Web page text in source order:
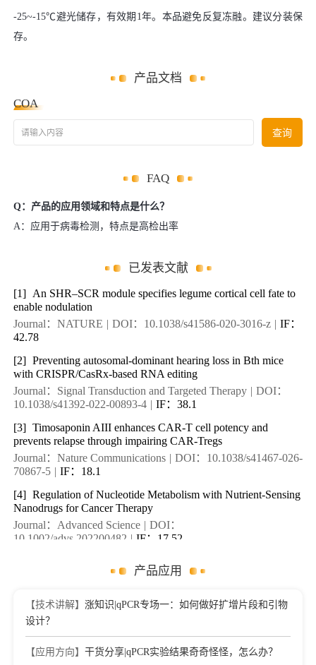
-25~-15℃避光储存，有效期1年。本品避免反复冻融。建议分装保
存。
产品文档
COA
请输入内容 查询
FAQ
Q：产品的应用领域和特点是什么？
A：应用于病毒检测，特点是高检出率
已发表文献
[1] An SHR–SCR module specifies legume cortical cell fate to
enable nodulation
Journal：NATURE | DOI：10.1038/s41586-020-3016-z | IF：
42.78
[2] Preventing autosomal-dominant hearing loss in Bth mice
with CRISPR/CasRx-based RNA editing
Journal：Signal Transduction and Targeted Therapy | DOI：
10.1038/s41392-022-00893-4 | IF：38.1
[3] Timosaponin AIII enhances CAR-T cell potency and
prevents relapse through impairing CAR-Tregs
Journal：Nature Communications | DOI：10.1038/s41467-026-
70867-5 | IF：18.1
[4] Regulation of Nucleotide Metabolism with Nutrient-Sensing
Nanodrugs for Cancer Therapy
Journal：Advanced Science | DOI：
10.1002/advs.202200482 | IF：17.52
A fluorinated peptide with high serum- and lipid-tolerence
for the delivery of siRNA drugs to treat obesity and metabolic
Journal：BIOMATERIALS | DOI：
10.1016/j.biomaterials.2022.121541
Escherichia coli
产品应用
【技术讲解】 涨知识|qPCR专场一：如何做好扩增片段和引物
设计？
【应用方向】 干货分享|qPCR实验结果奇奇怪怪，怎么办？